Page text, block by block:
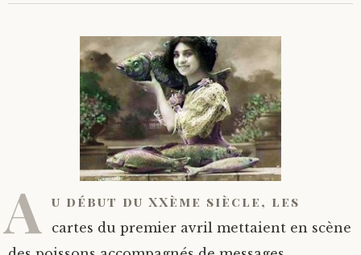
A u début du XXème siècle, les
cartes du premier avril mettaient en scène